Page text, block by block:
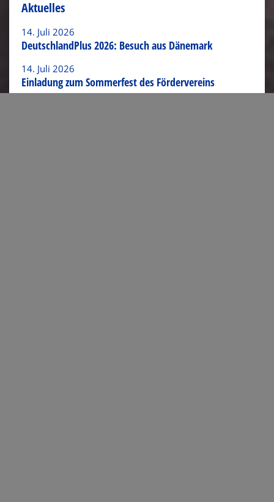
Aktuelles
14. Juli 2026
DeutschlandPlus 2026: Besuch aus Dänemark
14. Juli 2026
Einladung zum Sommerfest des Fördervereins